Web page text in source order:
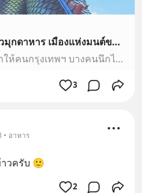
[TANTAWAN_Travel] เที่ยวมุกดาหาร เมืองแห่งมนต์ขลัง 2 วัน 1 คืน มุกดาหาร ชื่อของจังหวัดทำให้คนกรุงเทพฯ บางคนนึกไม่ออกเลยว่าจังหวัดนี้มีอะไรน่าสนใจตรงไหน แต่เรารู้สึกว่าชื่อจังหวัดนี้มีมนต์เสน่ห์ มีความขลัง อย่างบอกไม่ถู
มุกดาหาร ชื่อของจังหวัดทำให้คนกรุงเทพฯ บางคนนึกไม่ออกเลยว่าจังหวัดนี้มีอะไรน่าสนใจตรงไหน แต่เรารู้สึกว่าชื่อจังหวัดนี้มีมนต์เสน่ห์ มีความขลัง อย่างบอกไม่ถูกเลย
3
• อาหาร
วครับ 🙂
2